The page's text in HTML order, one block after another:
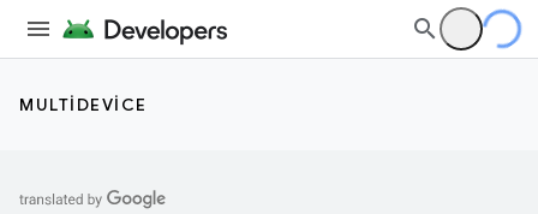
MULTIDEVICE